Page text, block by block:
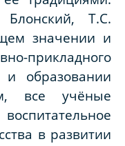
Т.С.
значении и
прикладного
и образовании
все учёные
в развитии